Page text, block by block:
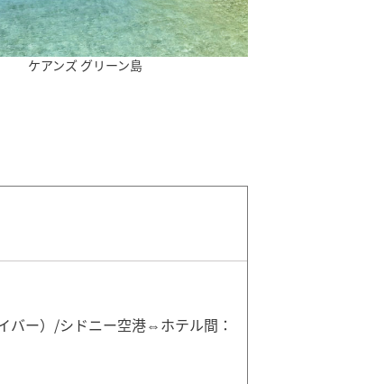
ケアンズ グリーン島
バー）/シドニー空港⇔ホテル間：